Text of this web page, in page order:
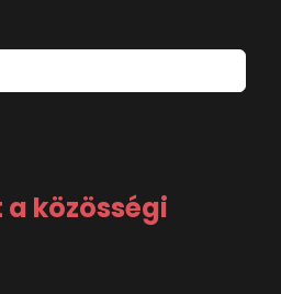
közösségi